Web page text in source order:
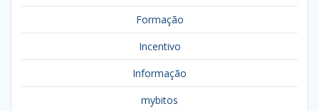
Formação
Incentivo
Informação
mybitos